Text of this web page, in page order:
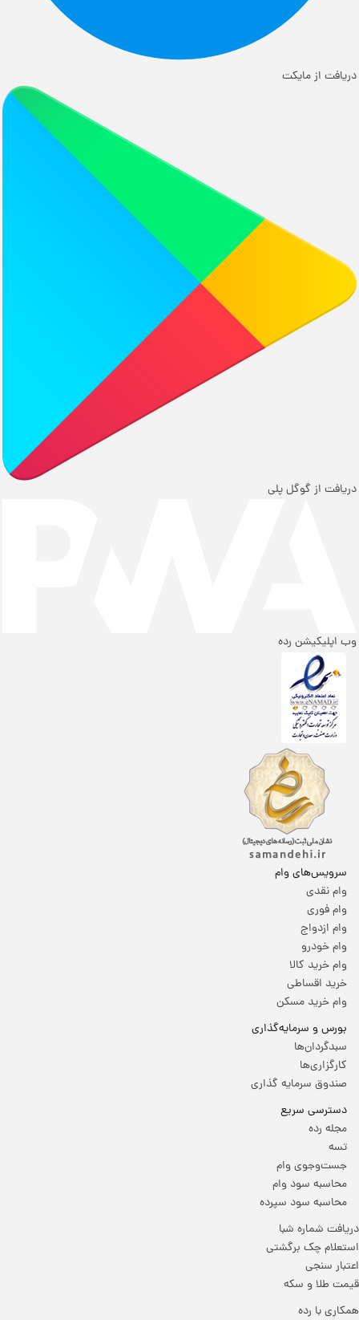
دریافت از مایکت
دریافت از گوگل پلی
وب اپلیکیشن رده
سرویس‌های وام
وام نقدی
وام فوری
وام ازدواج
وام خودرو
وام خرید کالا
خرید اقساطی
وام خرید مسکن
بورس و سرمایه‌گذاری
سبدگردان‌ها
کارگزاری‌ها
صندوق سرمایه گذاری
دسترسی سریع
مجله رده
تسه
جست‌وجوی وام
محاسبه سود وام
محاسبه سود سپرده
دریافت شماره شبا
استعلام چک برگشتی
اعتبار سنجی
قیمت طلا و سکه
همکاری با رده